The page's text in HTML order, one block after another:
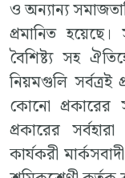
ও অন্যান্য
প্রমানিত হয়েছে।
বৈশিষ্ট্য সহ
নিয়মগুলি
কোনো প্রকারের
প্রকারের
কার্যকরী